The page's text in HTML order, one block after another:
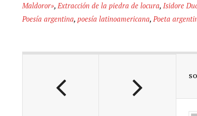
Maldoror», Extracción de la piedra de locura, Isidore
Poesía argentina, poesía latinoamericana, Poeta